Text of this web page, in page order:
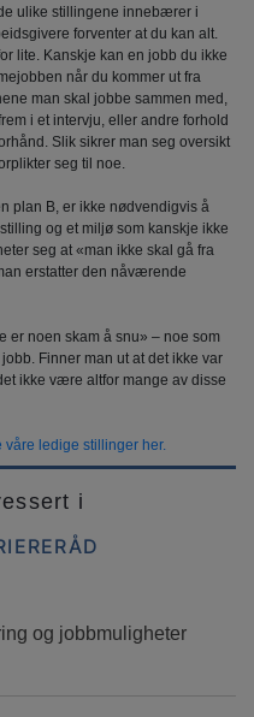
ulike stillingene innebærer i
forventer at du kan alt.
lite. Kanskje kan en jobb du ikke
når du kommer ut fra
man skal jobbe sammen med,
i et intervju, eller andre forhold
Slik sikrer man seg oversikt
seg til noe.
plan B, er ikke nødvendigvis å
og et miljø som kanskje ikke
seg at «man ikke skal gå fra
erstatter den nåværende
er noen skam å snu» – noe som
Finner man ut at det ikke var
ikke være altfor mange av disse
våre ledige stillinger her.
i
og jobbmuligheter